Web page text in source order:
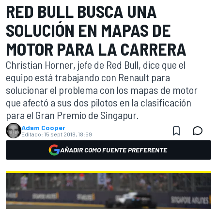
RED BULL BUSCA UNA
SOLUCIÓN EN MAPAS DE
MOTOR PARA LA CARRERA
Christian Horner, jefe de Red Bull, dice que el
equipo está trabajando con Renault para
solucionar el problema con los mapas de motor
que afectó a sus dos pilotos en la clasificación
para el Gran Premio de Singapur.
Adam Cooper
Editado: 15 sept 2018, 18:59
AÑADIR COMO FUENTE PREFERENTE